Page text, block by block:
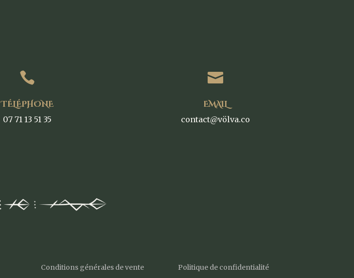

TÉLÉPHONE
07 71 13 51 35

EMAIL
contact@völva.co
Conditions générales de vente Politique de confidentialité